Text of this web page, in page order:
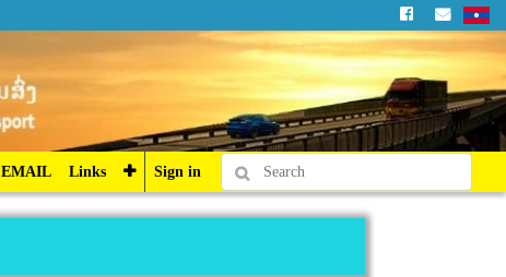
Sign in
EMAIL Links Sign in